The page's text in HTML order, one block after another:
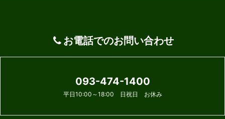
お電話でのお問い合わせ
093-474-1400
平日10:00～18:00 日祝日 お休み